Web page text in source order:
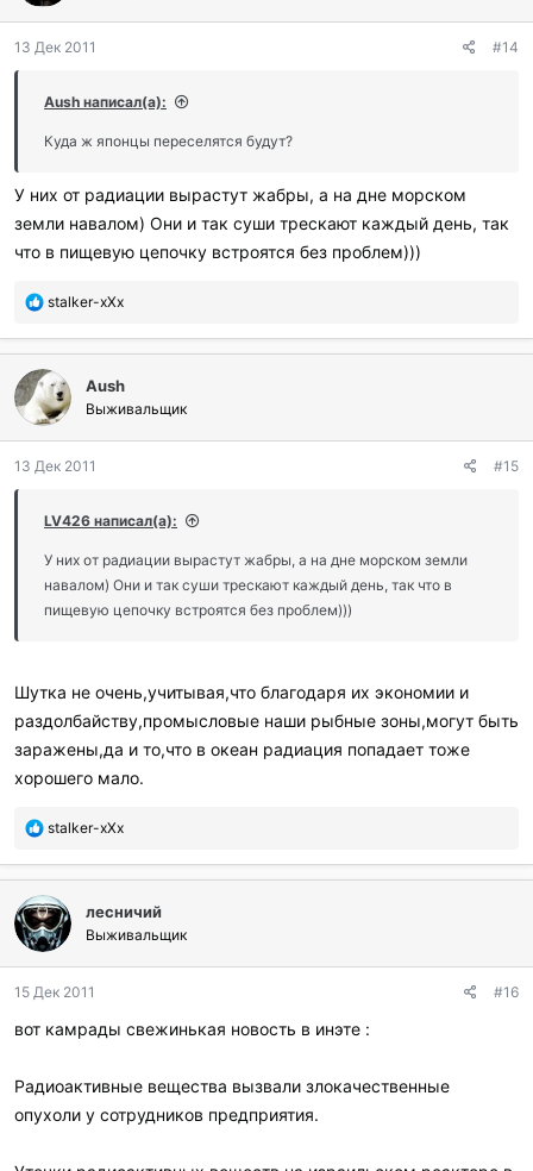
о
а
и
и
13 Дек 2011 #14
Aush написал(а):
Куда ж японцы переселятся будут?
У них от радиации вырастут жабры, а на дне морском
земли навалом) Они и так суши трескают каждый день, так
что в пищевую цепочку встроятся без проблем)))
П
б
л
а
г
о
а
и
и
stalker-xXx
Aush
Выживальщик
13 Дек 2011 #15
LV426 написал(а):
У них от радиации вырастут жабры, а на дне морском земли
навалом) Они и так суши трескают каждый день, так что в
пищевую цепочку встроятся без проблем)))
Шутка не очень,учитывая,что благодаря их экономии и
раздолбайству,промысловые наши рыбные зоны,могут быть
заражены,да и то,что в океан радиация попадает тоже
хорошего мало.
П
б
л
а
г
о
а
и
и
stalker-xXx
лесничий
Выживальщик
15 Дек 2011 #16
вот камрады свежинькая новость в инэте :
Радиоактивные вещества вызвали злокачественные
опухоли у сотрудников предприятия.